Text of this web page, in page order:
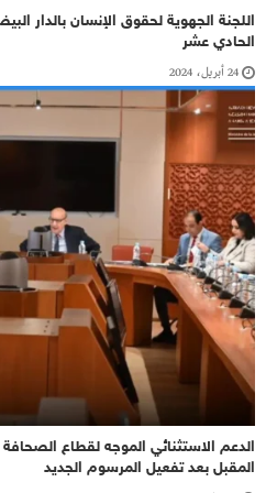
اللجنة الجهوية لحقوق الإنسان بالدار
الحادي عشر
24 أبريل، 2024
الدعم الاستثنائي الموجه لقطاع
المقبل بعد تفعيل المرسوم الجديد